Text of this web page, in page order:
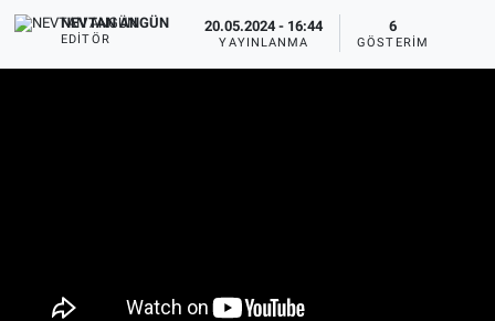
NEVTAN ANGÜN
EDITÖR
20.05.2024 - 16:44
YAYINLANMA
6
GÖSTERIM